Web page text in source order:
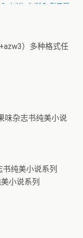
）多种格式任
味杂志书纯美小说
纯美小说系列
小说系列